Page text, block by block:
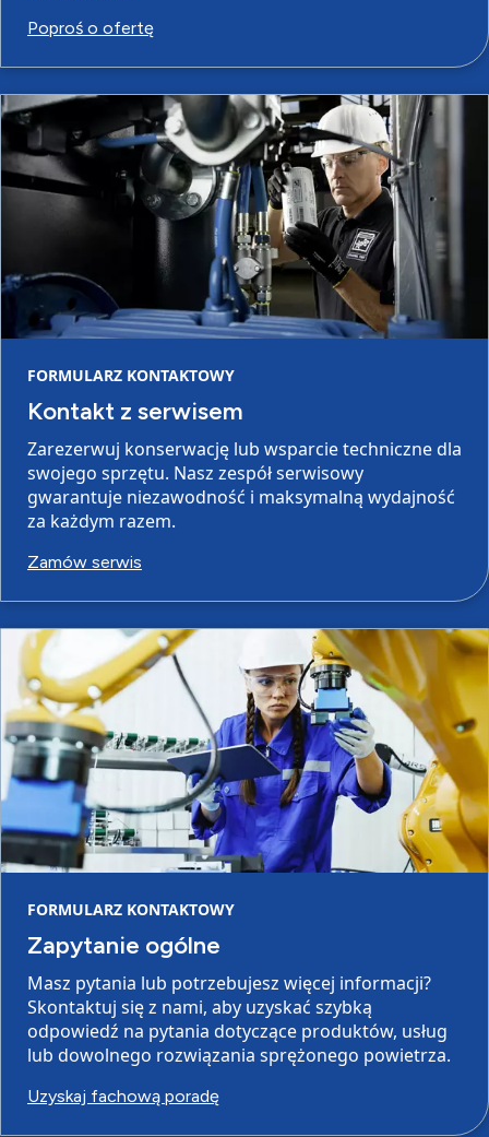
Poproś o ofertę
FORMULARZ KONTAKTOWY
Kontakt z serwisem
Zarezerwuj konserwację lub wsparcie techniczne dla
swojego sprzętu. Nasz zespół serwisowy
gwarantuje niezawodność i maksymalną wydajność
za każdym razem.
Zamów serwis
FORMULARZ KONTAKTOWY
Zapytanie ogólne
Masz pytania lub potrzebujesz więcej informacji?
Skontaktuj się z nami, aby uzyskać szybką
odpowiedź na pytania dotyczące produktów, usług
lub dowolnego rozwiązania sprężonego powietrza.
Uzyskaj fachową poradę